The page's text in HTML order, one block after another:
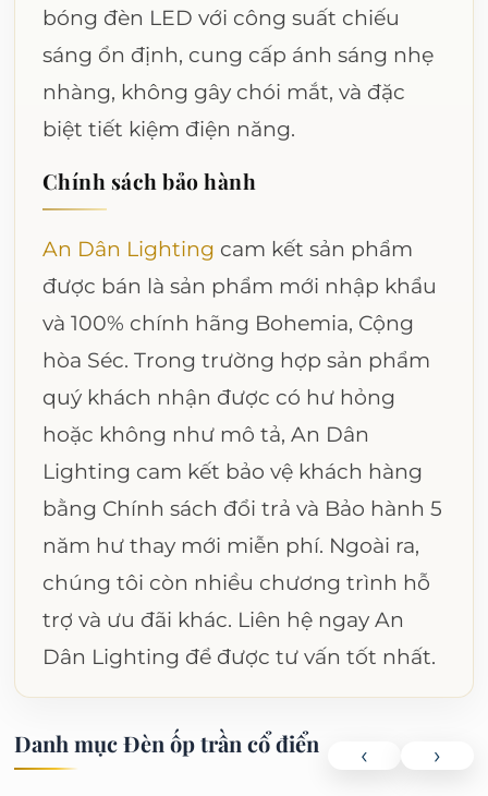
bóng đèn LED với công suất chiếu
sáng ổn định, cung cấp ánh sáng nhẹ
nhàng, không gây chói mắt, và đặc
biệt tiết kiệm điện năng.
Chính sách bảo hành
An Dân Lighting cam kết sản phẩm
được bán là sản phẩm mới nhập khẩu
và 100% chính hãng Bohemia, Cộng
hòa Séc. Trong trường hợp sản phẩm
quý khách nhận được có hư hỏng
hoặc không như mô tả, An Dân
Lighting cam kết bảo vệ khách hàng
bằng Chính sách đổi trả và Bảo hành 5
năm hư thay mới miễn phí. Ngoài ra,
chúng tôi còn nhiều chương trình hỗ
trợ và ưu đãi khác. Liên hệ ngay An
Dân Lighting để được tư vấn tốt nhất.
Danh mục Đèn ốp trần cổ điển ‹ ›